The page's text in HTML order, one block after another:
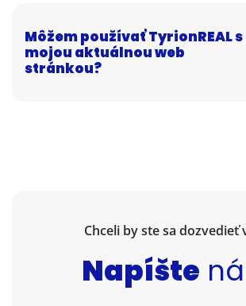
Môžem používať TyrionREAL s
mojou aktuálnou web
stránkou?
Chceli by ste sa dozvedieť
Napíšte